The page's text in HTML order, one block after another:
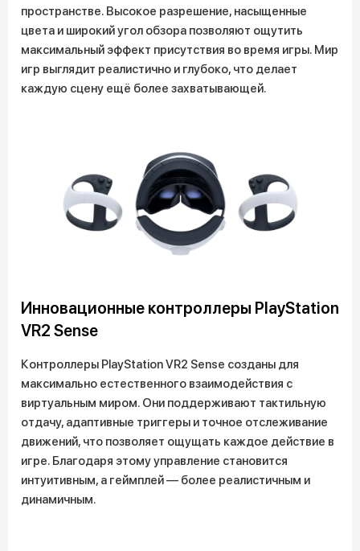
пространстве. Высокое разрешение, насыщенные
цвета и широкий угол обзора позволяют ощутить
максимальный эффект присутствия во время игры. Мир
игр выглядит реалистично и глубоко, что делает
каждую сцену ещё более захватывающей.
Инновационные контроллеры PlayStation
VR2 Sense
Контроллеры PlayStation VR2 Sense созданы для
максимально естественного взаимодействия с
виртуальным миром. Они поддерживают тактильную
отдачу, адаптивные триггеры и точное отслеживание
движений, что позволяет ощущать каждое действие в
игре. Благодаря этому управление становится
интуитивным, а геймплей — более реалистичным и
динамичным.